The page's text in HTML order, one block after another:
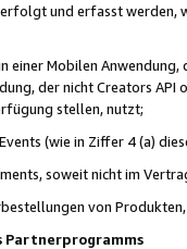
und erfasst werden,
einer Mobilen
der nicht Creators
stellen, nutzt;
(wie in Ziffer 4 (a)
soweit nicht im
von
Partnerprogramms